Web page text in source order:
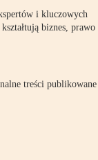
i kluczowych
biznes, prawo
treści publikowane